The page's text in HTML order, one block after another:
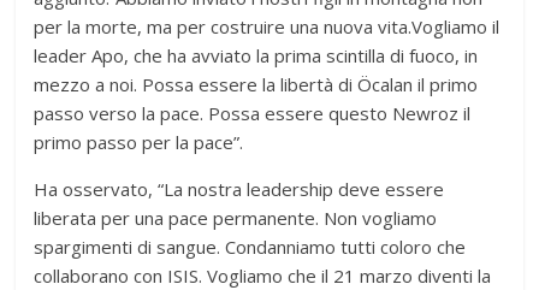
per la morte, ma per costruire una nuova vita.Vogliamo il
leader Apo, che ha avviato la prima scintilla di fuoco, in
mezzo a noi. Possa essere la libertà di Öcalan il primo
passo verso la pace. Possa essere questo Newroz il
primo passo per la pace”.
Ha osservato, “La nostra leadership deve essere
liberata per una pace permanente. Non vogliamo
spargimenti di sangue. Condanniamo tutti coloro che
collaborano con ISIS. Vogliamo che il 21 marzo diventi la